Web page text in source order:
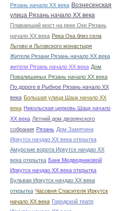
Рязань начало ХХ века Вознесенская
улица Рязань начало ХХ века
Плавающий мост на реке Оке Рязань
начало ХХ века Река Ока близ села
Льгово и Льговского монастыря
Жители Рязани Рязань начало ХХ века
жители Рязань начало ХХ века Дом
Повалишиных Рязань начало ХХ века
По дороге в Рыбное Рязань начало ХХ
века Большая улица Шацк начало ХХ
века Никольская церковь Шацк начало
ХХ века Летний дом дворянского
собрания Рязань Дом Замятина
Иркутск начдао ХХ века открытка
Амурские ворота Иркутск начдао ХХ
века открытка Банк Медведниковой
Иркутск начдао ХХ века открытка
Бульвар Иркутск начдао ХХ века
открытка Часовня Спасителя Иркутск
начало ХХ века Городской театр